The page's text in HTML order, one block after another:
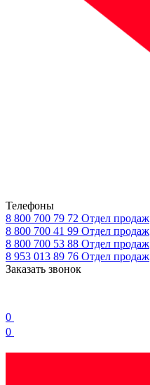
Телефоны
8 800 700 79 72 Отдел продаж
8 800 700 41 99 Отдел продаж
8 800 700 53 88 Отдел продаж
8 953 013 89 76 Отдел продаж
Заказать звонок
0
0